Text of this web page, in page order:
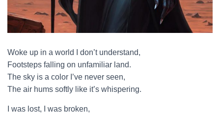
Woke up in a world I don’t understand,
Footsteps falling on unfamiliar land.
The sky is a color I’ve never seen,
The air hums softly like it’s whispering.
I was lost, I was broken,